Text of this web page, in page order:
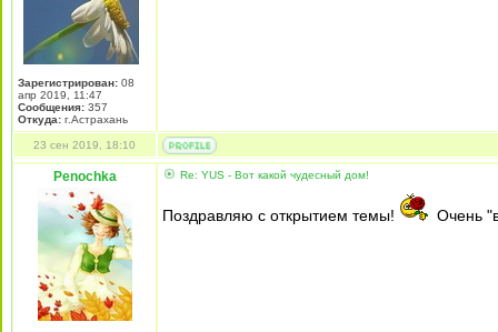
Зарегистрирован: 08
апр 2019, 11:47
Сообщения: 357
Откуда: г.Астрахань
23 сен 2019, 18:10
Penochka Re: YUS - Вот какой чудесный дом!
Поздравляю с открытием темы! Очень